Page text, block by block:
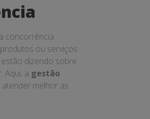
concorrência.
ou serviços
dizendo sobre
Aqui, a gestão
melhor as